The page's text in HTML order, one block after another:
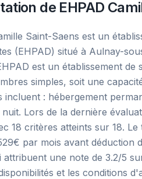
de EHPAD
Saint-Saens est un
(EHPAD) situé à Aulnay-
est un établissement
simples, soit une
incluent : hébergement
Lors de la dernière
18 critères atteints sur 18.
par mois avant déduction
attribuent une note de 3.2/5
et les conditions